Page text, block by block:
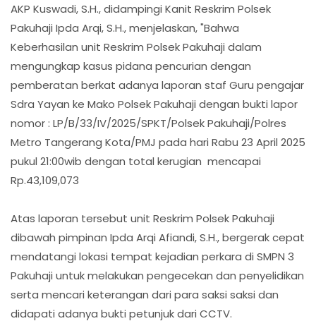
AKP Kuswadi, S.H., didampingi Kanit Reskrim Polsek
Pakuhaji Ipda Arqi, S.H., menjelaskan, "Bahwa
Keberhasilan unit Reskrim Polsek Pakuhaji dalam
mengungkap kasus pidana pencurian dengan
pemberatan berkat adanya laporan staf Guru pengajar
Sdra Yayan ke Mako Polsek Pakuhaji dengan bukti lapor
nomor : LP/B/33/IV/2025/SPKT/Polsek Pakuhaji/Polres
Metro Tangerang Kota/PMJ pada hari Rabu 23 April 2025
pukul 21:00wib dengan total kerugian mencapai
Rp.43,109,073
Atas laporan tersebut unit Reskrim Polsek Pakuhaji
dibawah pimpinan Ipda Arqi Afiandi, S.H., bergerak cepat
mendatangi lokasi tempat kejadian perkara di SMPN 3
Pakuhaji untuk melakukan pengecekan dan penyelidikan
serta mencari keterangan dari para saksi saksi dan
didapati adanya bukti petunjuk dari CCTV.